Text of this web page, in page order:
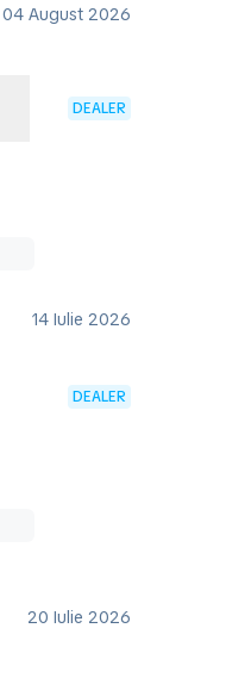
04 August 2026
DEALER
14 Iulie 2026
DEALER
20 Iulie 2026